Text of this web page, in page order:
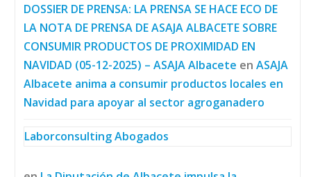
DOSSIER DE PRENSA: LA PRENSA SE HACE ECO DE
LA NOTA DE PRENSA DE ASAJA ALBACETE SOBRE
CONSUMIR PRODUCTOS DE PROXIMIDAD EN
NAVIDAD (05-12-2025) – ASAJA Albacete en ASAJA
Albacete anima a consumir productos locales en
Navidad para apoyar al sector agroganadero
Laborconsulting Abogados